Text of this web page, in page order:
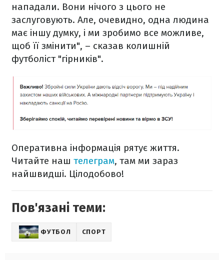
нападали. Вони нічого з цього не
заслуговують. Але, очевидно, одна людина
має іншу думку, і ми зробимо все можливе,
щоб її змінити", – сказав колишній
футболіст "гірників".
Оперативна інформація рятує життя.
Читайте наш телеграм, там ми зараз
найшвидші. Цілодобово!
Пов'язані теми:
ФУТБОЛ СПОРТ